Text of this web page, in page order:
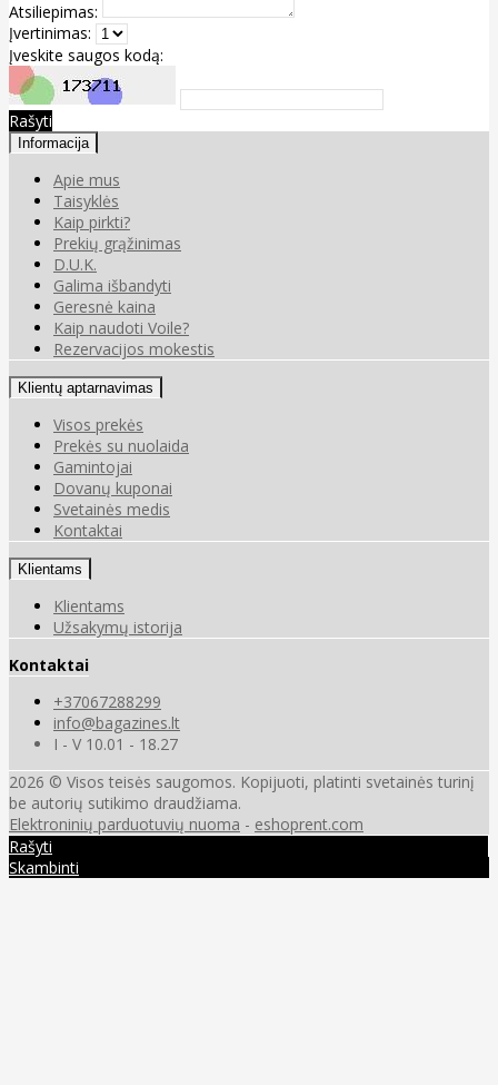
Atsiliepimas:
Įvertinimas:
Įveskite saugos kodą:
Rašyti
Informacija
Apie mus
Taisyklės
Kaip pirkti?
Prekių grąžinimas
D.U.K.
Galima išbandyti
Geresnė kaina
Kaip naudoti Voile?
Rezervacijos mokestis
Klientų aptarnavimas
Visos prekės
Prekės su nuolaida
Gamintojai
Dovanų kuponai
Svetainės medis
Kontaktai
Klientams
Klientams
Užsakymų istorija
Kontaktai
+37067288299
info@bagazines.lt
I - V 10.01 - 18.27
2026 © Visos teisės saugomos. Kopijuoti, platinti svetainės turinį
be autorių sutikimo draudžiama.
Elektroninių parduotuvių nuoma - eshoprent.com
Rašyti
Skambinti